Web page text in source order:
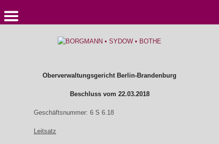
Oberverwaltungsgericht Berlin-Brandenburg
Beschluss vom 22.03.2018
Geschäftsnummer: 6 S 6.18
Leitsatz